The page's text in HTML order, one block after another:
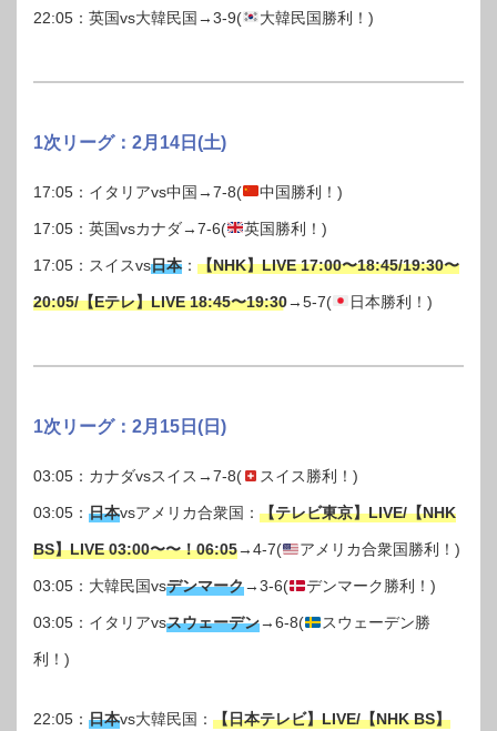
22:05：英国vs大韓民国→3-9( 大韓民国勝利！)
1次リーグ：2月14日(土)
17:05：イタリアvs中国→7-8( 中国勝利！)
17:05：英国vsカナダ→7-6( 英国勝利！)
17:05：スイスvs日本 ： 【NHK】LIVE 17:00〜18:45/19:30〜
20:05/【Eテレ】LIVE 18:45〜19:30→5-7( 日本勝利！)
1次リーグ：2月15日(日)
03:05：カナダvsスイス→7-8( スイス勝利！)
03:05： 日本vsアメリカ合衆国： 【テレビ東京】LIVE/【NHK
BS】LIVE 03:00〜〜！06:05→4-7( アメリカ合衆国勝利！)
03:05：大韓民国vsデンマーク→3-6( デンマーク勝利！)
03:05：イタリアvsスウェーデン→6-8( スウェーデン勝
利！)
22:05： 日本vs大韓民国： 【日本テレビ】LIVE/【NHK BS】